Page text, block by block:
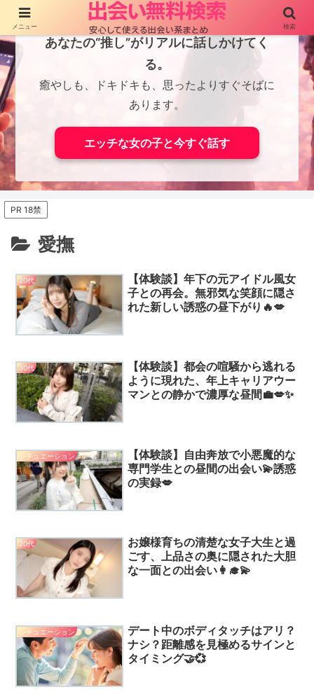
あなたの“推し”がリアルに話しかけてく
る。
癒やしも、ドキドキも、思ったよりすぐそばに
あります。
エッチな女の子と今すぐ話す
PR 18禁
愛撫
20代
【体験談】年下の元アイドル風女
子との再会。無邪気な笑顔に隠さ
れた新しい誘惑の昼下がり🔥💋
30代
【体験談】都会の喧騒から逃れる
ように現れた、年上キャリアウー
マンとの静かで濃厚な昼間💼💋✨
シチュエーション
【体験談】自由奔放で小悪魔的な
専門学生との昼間の出会い💫誘惑
の実録💋
20代
お嬢様育ちの清楚な女子大生と過
ごす、上品さの奥に隠された大胆
な一面との出会い👩‍🎓💫
シチュエーション
デート中のボディタッチはアリ？
ナシ？距離感を見極めるサインと
タイミング🤝💞
メニュー 検索